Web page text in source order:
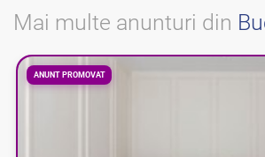
Mai multe anunturi din
ANUNT PROMOVAT